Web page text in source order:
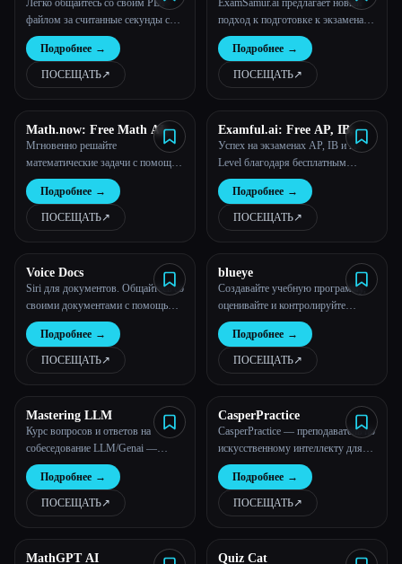
Легко общайтесь со своим PDF-
файлом за считанные секунды с
помощью AAI
Подробнее →
ПОСЕЩАТЬ↗︎
ExamSamur.ai предлагает новый
подход к подготовке к экзаменам,
используя искусственный
интеллект для оптимизации и
улучшения учебного процесса.
Подробнее →
ПОСЕЩАТЬ↗︎
Math.now: Free Math AI
Solver powered by math
GPT
Мгновенно решайте
математические задачи с помощью
точных пошаговых решений.
Подробнее →
ПОСЕЩАТЬ↗︎
Examful.ai: Free AP, IB,
and A-Level Past Papers and
Tutoring
Успех на экзаменах AP, IB и A-
Level благодаря бесплатным
предыдущим работам и обучению
искусственному интеллекту на
ExamFul.ai!
Подробнее →
ПОСЕЩАТЬ↗︎
Voice Docs
Siri для документов. Общайтесь со
своими документами с помощью
голосового искусственного
интеллекта.
Подробнее →
ПОСЕЩАТЬ↗︎
blueye
Создавайте учебную программу,
оценивайте и контролируйте
успеваемость учащихся в два раза
быстрее.
Подробнее →
ПОСЕЩАТЬ↗︎
Mastering LLM
Курс вопросов и ответов на
собеседование LLM/Genai —
более 120 вопросов для реальных
собеседований от FAANG и более
120 оценочных вопросов +
сертификация+тематические
Подробнее →
ПОСЕЩАТЬ↗︎
CasperPractice
CasperPractice — преподаватель по
искусственному интеллекту для
теста Casper
Подробнее →
ПОСЕЩАТЬ↗︎
MathGPT AI Quiz Cat